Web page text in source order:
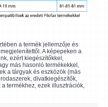
a termék jellemzője és
A képepeken a
ezért kiegészítőkkel,
más hasonló termékekkel,
a tárgyak és eszközök (más
divatkiegészítők,
termékhez, ezek illusztrációk,